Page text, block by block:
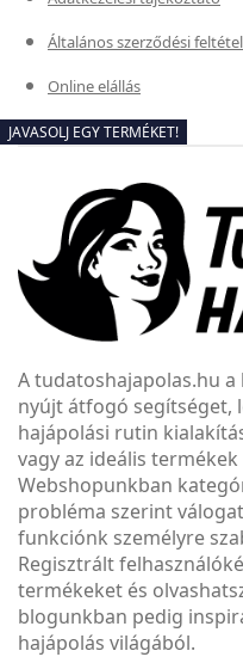
A tudatoshajapolas.hu
nyújt átfogó segítséget,
hajápolási rutin
vagy az ideális
Webshopunkban
probléma szerint
funkciónk személyre
Regisztrált
termékeket és
blogunkban pedig
hajápolás világából.
Általános szerződési
Online elállás
JAVASOLJ EGY TERMÉKET!